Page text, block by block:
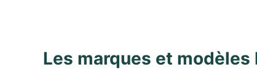
Les marques et modèles